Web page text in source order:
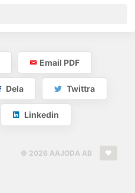
Email PDF
Dela Twittra
Linkedin
© 2026 AAJODA AB